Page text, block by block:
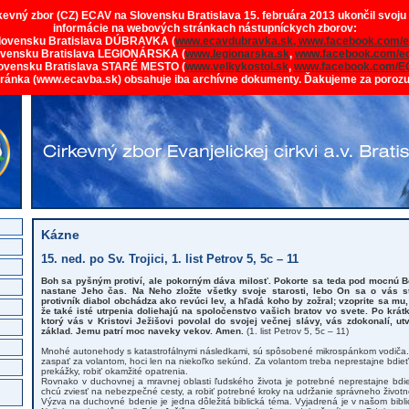
zbor (CZ) ECAV na Slovensku Bratislava 15. februára 2013 ukončil
informácie na webových stránkach nástupníckych zborov:
Bratislava DÚBRAVKA (www.ecavdubravka.sk, www.facebook.com/
Bratislava LEGIONÁRSKA (www.legionarska.sk, www.facebook.com/
Bratislava STARÉ MESTO (www.velkykostol.sk, www.facebook.com/
(www.ecavba.sk) obsahuje iba archívne dokumenty. Ďakujeme za
Kázne
15. ned. po Sv. Trojici, 1. list Petrov 5, 5c – 11
Boh sa pyšným protiví, ale pokorným dáva milosť. Pokorte sa teda pod mocnú
nastane Jeho čas. Na Neho zložte všetky svoje starosti, lebo On sa o vás
protivník diabol obchádza ako revúci lev, a hľadá koho by zožral; vzoprite sa
že také isté utrpenia doliehajú na spoločenstvo vašich bratov vo svete. Po
ktorý vás v Kristovi Ježišovi povolal do svojej večnej slávy, vás zdokonalí,
základ. Jemu patrí moc naveky vekov. Amen. (1. list Petrov 5, 5c – 11)
Mnohé autonehody s katastrofálnymi následkami, sú spôsobené mikrospánkom
zaspať za volantom, hoci len na niekoľko sekúnd. Za volantom treba neprestajne
prekážky, robiť okamžité opatrenia.
Rovnako v duchovnej a mravnej oblasti ľudského života je potrebné neprestajne
chcú zviesť na nebezpečné cesty, a robiť potrebné kroky na udržanie správneho
Výzva na duchovné bdenie je jedna dôležitá biblická téma. Vyjadrená je v našom